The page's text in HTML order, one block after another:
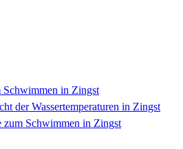
Schwimmen in Zingst
der Wassertemperaturen in Zingst
zum Schwimmen in Zingst